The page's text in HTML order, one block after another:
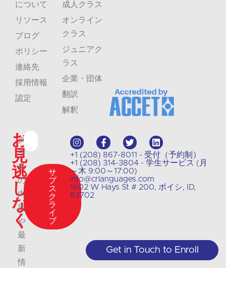
お
見
逃
し
な
く
ク
ラ
ス
の
内
容
や
最
新
情
サ
ブ
ス
ク
ラ
イ
ブ
+1 (208) 867-8011 - 受付（予約制）
+1 (208) 314-3804 - 学生サービス (月
～木 9:00～17:00)
info@crlanguages.com
1602 W Hays St # 200, ボイシ, ID,
83702
について
リソース
ブログ
ポリシー
連絡先
採用情報
認定
成人クラス
オンライン
クラス
ジュニアク
ラス
企業・団体
翻訳
解釈
Get in Touch to Enroll